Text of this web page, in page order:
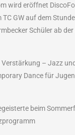
wird eröffnet
TC GW auf dem
Schüler ab
Verstärkung – Jazz und
Dance für
beim